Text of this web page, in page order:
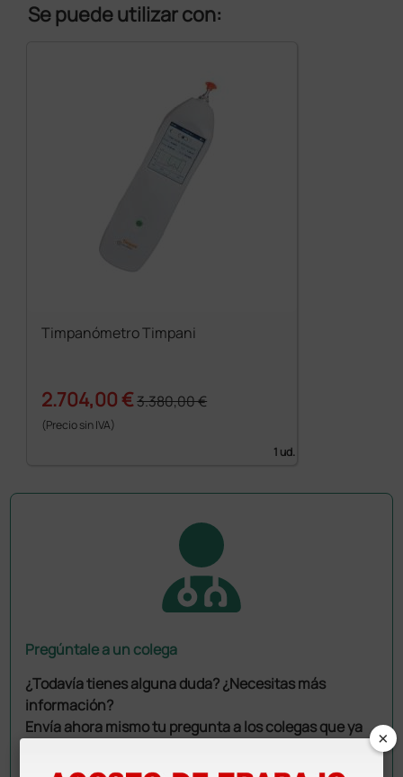
Se puede utilizar con:
Timpanómetro Timpani
2.704,00 €3.380,00 €
(Precio sin IVA)
1 ud.
Pregúntale a un colega
¿Todavía tienes alguna duda? ¿Necesitas más
información?
Envía ahora mismo tu pregunta a los colegas que ya
×